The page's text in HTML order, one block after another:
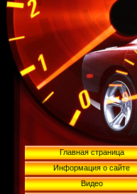
Главная страница
Информация о сайте
Видео